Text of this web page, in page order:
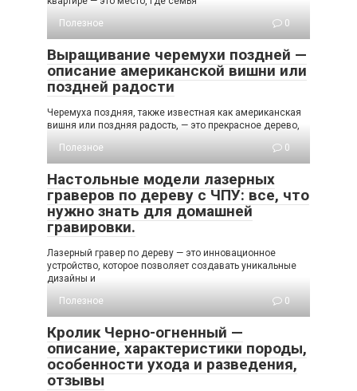
Полезное
0
Выращивание черемухи поздней —
описание американской вишни или
поздней радости
Черемуха поздняя, также известная как американская
вишня или поздняя радость, — это прекрасное дерево,
Полезное
0
Настольные модели лазерных
граверов по дереву с ЧПУ: все, что
нужно знать для домашней
гравировки.
Лазерный гравер по дереву — это инновационное
устройство, которое позволяет создавать уникальные
дизайны и
Полезное
0
Кролик Черно-огненный —
описание, характеристики породы,
особенности ухода и разведения,
отзывы